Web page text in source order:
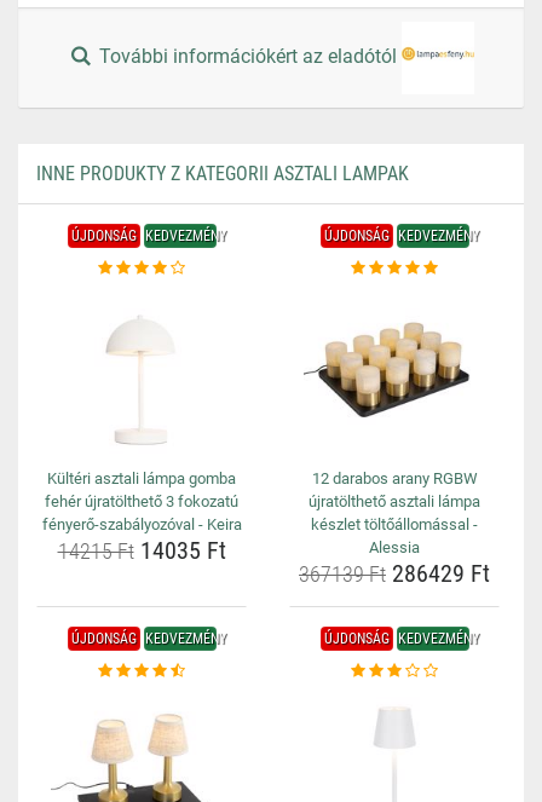
További információkért az eladótól
INNE PRODUKTY Z KATEGORII ASZTALI LAMPAK
ÚJDONSÁG KEDVEZMÉNY
Kültéri asztali lámpa gomba
fehér újratölthető 3 fokozatú
fényerő-szabályozóval - Keira
14215 Ft14035 Ft
ÚJDONSÁG KEDVEZMÉNY
12 darabos arany RGBW
újratölthető asztali lámpa
készlet töltőállomással -
Alessia
367139 Ft 286429 Ft
ÚJDONSÁG KEDVEZMÉNY ÚJDONSÁG KEDVEZMÉNY